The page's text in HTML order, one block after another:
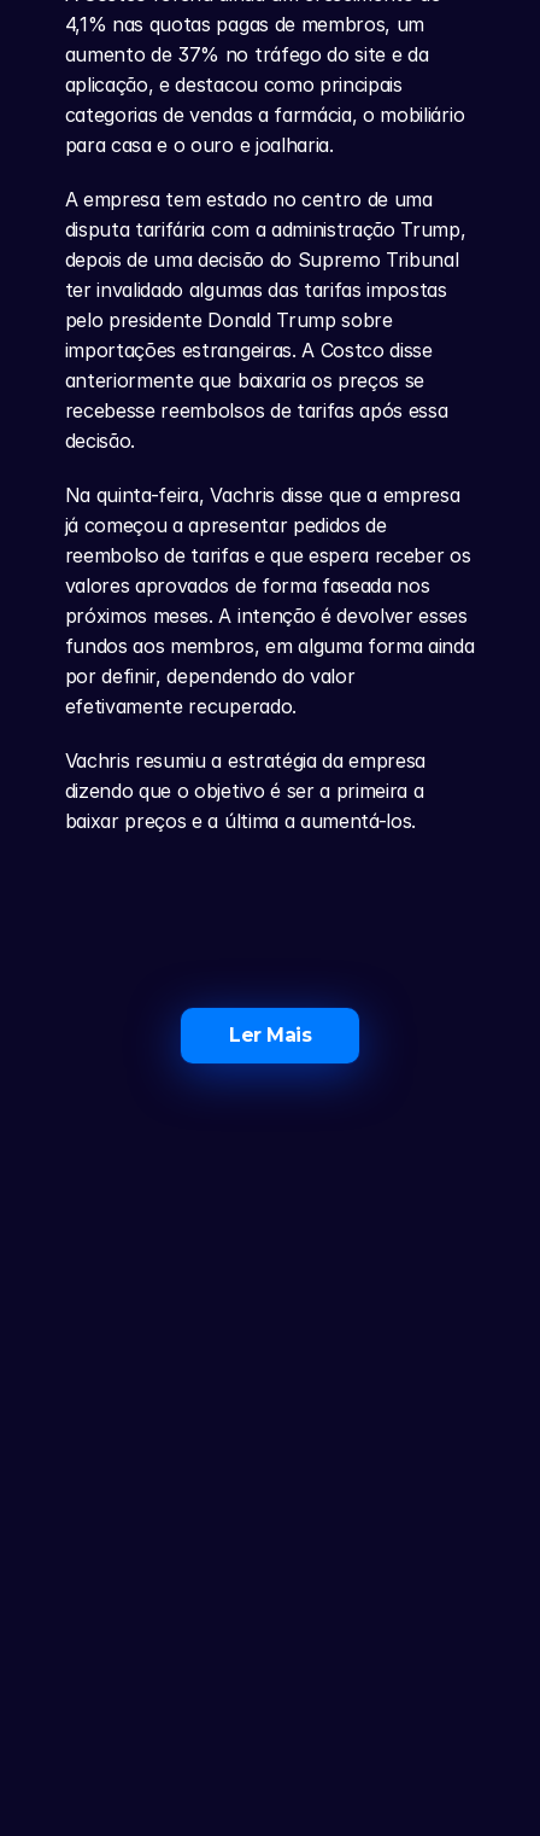
4,1% nas quotas pagas de membros, um
aumento de 37% no tráfego do site e da
aplicação, e destacou como principais
categorias de vendas a farmácia, o mobiliário
para casa e o ouro e joalharia.
A empresa tem estado no centro de uma
disputa tarifária com a administração Trump,
depois de uma decisão do Supremo Tribunal
ter invalidado algumas das tarifas impostas
pelo presidente Donald Trump sobre
importações estrangeiras. A Costco disse
anteriormente que baixaria os preços se
recebesse reembolsos de tarifas após essa
decisão.
Na quinta-feira, Vachris disse que a empresa
já começou a apresentar pedidos de
reembolso de tarifas e que espera receber os
valores aprovados de forma faseada nos
próximos meses. A intenção é devolver esses
fundos aos membros, em alguma forma ainda
por definir, dependendo do valor
efetivamente recuperado.
Vachris resumiu a estratégia da empresa
dizendo que o objetivo é ser a primeira a
baixar preços e a última a aumentá-los.
Ler Mais